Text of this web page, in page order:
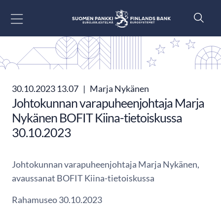
30.10.2023 13.07 | Marja Nykänen
Johtokunnan varapuheenjohtaja Marja
Nykänen BOFIT Kiina-tietoiskussa
30.10.2023
Johtokunnan varapuheenjohtaja Marja Nykänen,
avaussanat BOFIT Kiina-tietoiskussa
Rahamuseo 30.10.2023